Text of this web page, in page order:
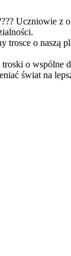
Uczniowie
o naszą
o wspólne
świat na